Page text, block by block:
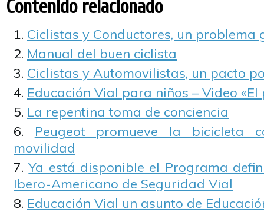
Contenido relacionado
Ciclistas y Conductores, un problema
Manual del buen ciclista
Ciclistas y Automovilistas, un pacto
Educación Vial para niños – Video
La repentina toma de conciencia
Peugeot promueve la bicicleta
movilidad
Ya está disponible el Programa
Ibero-Americano de Seguridad Vial
Educación Vial un asunto de